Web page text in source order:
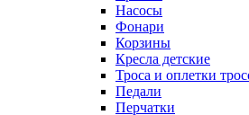
Насосы
Фонари
Корзины
Кресла детские
Троса и оплетки
Педали
Перчатки